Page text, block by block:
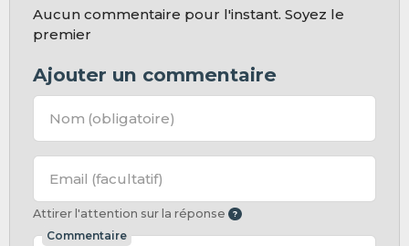
Aucun commentaire pour l'instant. Soyez le
premier
Ajouter un commentaire
Nom (obligatoire)
Email (facultatif)
Attirer l'attention sur la réponse
Commentaire